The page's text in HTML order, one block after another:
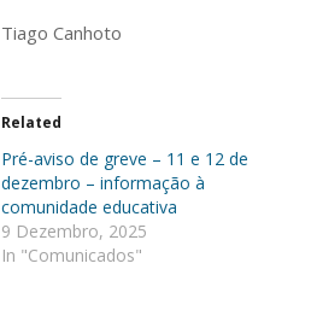
Tiago Canhoto
Related
Pré-aviso de greve – 11 e 12 de
dezembro – informação à
comunidade educativa
9 Dezembro, 2025
In "Comunicados"